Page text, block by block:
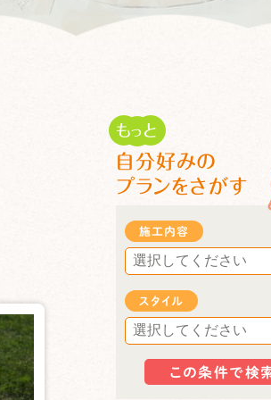
もっと
自分好みの
プランをさがす
施工内容
スタイル
この条件で検